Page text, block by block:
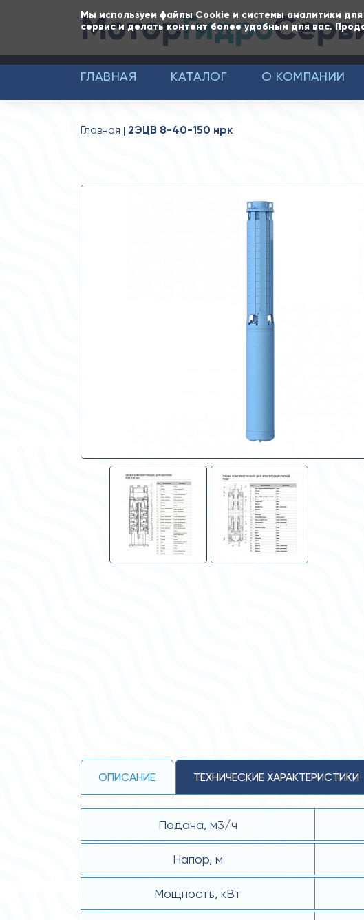
Мы используем файлы Cookie и системы аналитики
сервис и делать контент более удобным для вас.
МоторГидро
ГЛАВНАЯ КАТАЛОГ О КОМПАНИИ
Главная 2ЭЦВ 8-40-150 нрк
ОПИСАНИЕ ТЕХНИЧЕСКИЕ ХАРАКТЕРИСТИКИ
Подача, м3/ч
Напор, м
Мощность, кВт